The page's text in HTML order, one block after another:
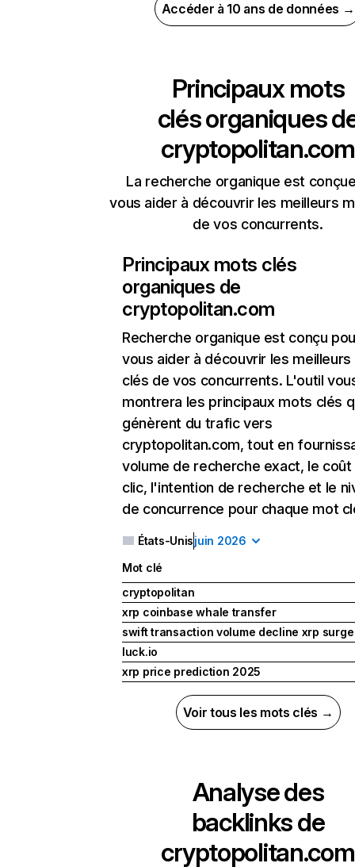
Accéder à 10 ans de données →
Principaux mots
clés organiques
cryptopolitan.com
La recherche organique est
vous aider à découvrir les meilleurs
de vos concurrents.
Principaux mots clés
organiques de
cryptopolitan.com
Recherche organique est conçu
vous aider à découvrir les
clés de vos concurrents. L'outil
montrera les principaux mots clés
génèrent du trafic vers
cryptopolitan.com, tout en
volume de recherche exact, le coût
clic, l'intention de recherche et le
de concurrence pour chaque mot
États-Unisjuin 2026
Mot clé
cryptopolitan
xrp coinbase whale transfer
swift transaction volume decline xrp surge
luck.io
xrp price prediction 2025
Voir tous les mots clés →
Analyse des
backlinks de
cryptopolitan.com